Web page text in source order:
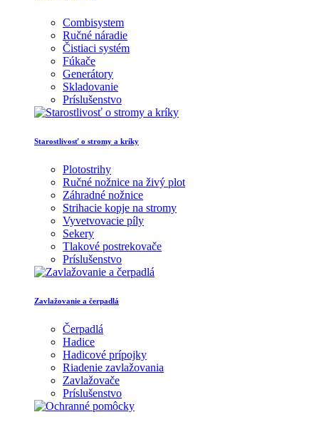
Combisystem
Ručné náradie
Čistiaci systém
Fúkače
Generátory
Skladovanie
Príslušenstvo
Starostlivosť o stromy a kríky
Plotostrihy
Ručné nožnice na živý plot
Záhradné nožnice
Strihacie kopje na stromy
Vyvetvovacie píly
Sekery
Tlakové postrekovače
Príslušenstvo
Zavlažovanie a čerpadlá
Čerpadlá
Hadice
Hadicové prípojky
Riadenie zavlažovania
Zavlažovače
Príslušenstvo